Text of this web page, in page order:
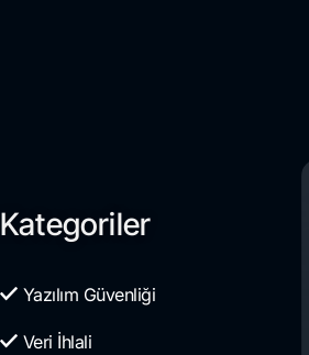
Kategoriler
Yazılım Güvenliği
Veri İhlali